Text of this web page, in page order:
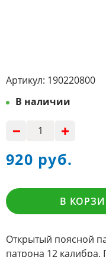
Артикул: 190220800
В наличии
920 руб.
В
Открытый поясной
патрона 12 калибра.